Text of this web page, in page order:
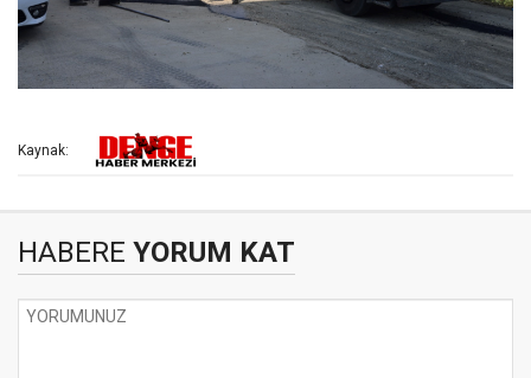
Kaynak:
HABERE YORUM KAT